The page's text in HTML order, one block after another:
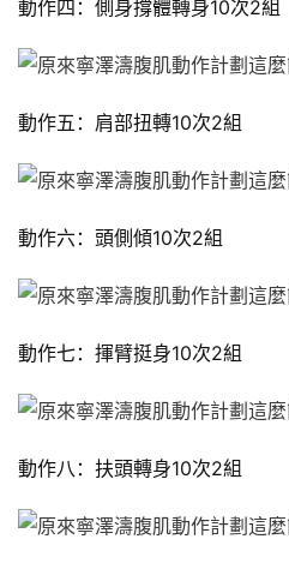
肌
劃
瑜
伽
健
視
動作四：側身撐體轉身10次2組
動作五：肩部扭轉10次2組
動作六：頭側傾10次2組
動作七：揮臂挺身10次2組
動作八：扶頭轉身10次2組